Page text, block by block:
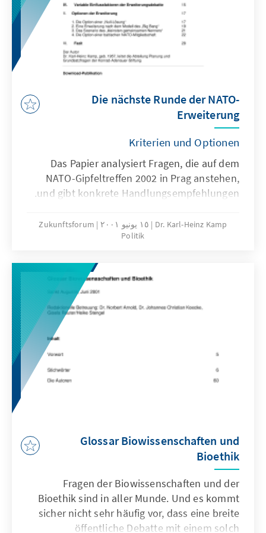
Die nächste Runde der NATO-
Erweiterung
Kriterien und Optionen
Das Papier analysiert Fragen, die auf dem
NATO-Gipfeltreffen 2002 in Prag anstehen,
und gibt konkrete Handlungsempfehlungen.
Dr. Karl-Heinz Kamp ١٥ يونيو ٢٠٠١
Zukunftsforum
Politik
Glossar Biowissenschaften und
Bioethik
Fragen der Biowissenschaften und der
Bioethik sind in aller Munde. Und es kommt
sicher nicht sehr häufig vor, dass eine breite
öffentliche Debatte mit einem solch